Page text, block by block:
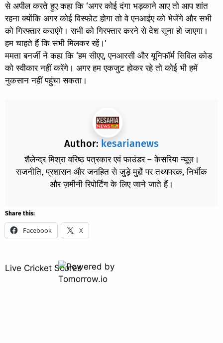
से अपील करते हुए कहा कि ‘अगर कोई दंगा भड़काने आए तो आप शांत
रहना क्योंकि अगर कोई विस्फोट होगा तो वे एनआईए को भेजेंगे और सभी
को गिरफ्तार कराएंगे। सभी को गिरफ्तार करने से देश सूना हो जाएगा।
हम चाहते हैं कि सभी मिलकर रहें।’
ममता बनर्जी ने कहा कि ‘हम सीएए, एनआरसी और यूनिफॉर्म सिविल कोड
को स्वीकार नहीं करेंगे। अगर हम एकजुट होकर रहे तो कोई भी हमें
नुकसान नहीं पहुंचा सकता।
Author: kesarianews
शैलेन्द्र मिश्रा वरिष्ठ पत्रकार एवं फाउंडर – केसरिया न्यूज़।
राजनीति, प्रशासन और जनहित से जुड़े मुद्दों पर तथ्यपरक, निर्भीक
और ज़मीनी रिपोर्टिंग के लिए जाने जाते हैं।
Share this:
Facebook X
Live Cricket Scores